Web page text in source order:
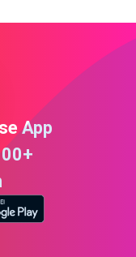
App